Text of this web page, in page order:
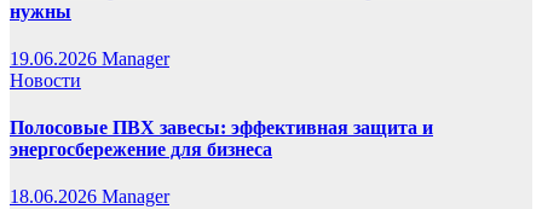
нужны
19.06.2026 Manager
Новости
Полосовые ПВХ завесы: эффективная защита и
энергосбережение для бизнеса
18.06.2026 Manager